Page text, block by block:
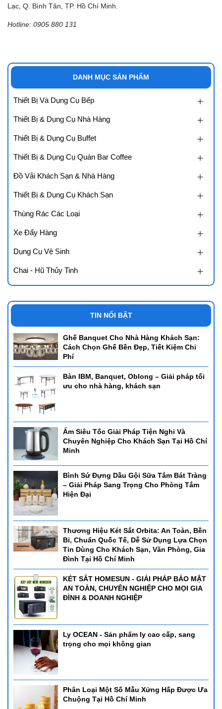
Lạc, Q. Bình Tân, TP. Hồ Chí Minh.
Hotline: 0905 880 131
DANH MỤC SẢN PHẨM
Thiết Bị Và Dụng Cụ Bếp
Thiết Bị & Dụng Cụ Nhà Hàng
Thiết Bị & Dụng Cụ Buffet
Thiết Bị & Dụng Cụ Quán Bar Coffee
Đồ Vải Khách Sạn & Nhà Hàng
Thiết Bị & Dụng Cụ Khách Sạn
Thùng Rác Các Loại
Xe Đẩy Hàng
Dụng Cụ Vệ Sinh
Chai - Hũ Thủy Tinh
TIN NỔI BẬT
Ghế Banquet Cho Nhà Hàng Khách Sạn:
Cách Chọn Ghế Bền Đẹp, Tiết Kiệm Chi
Phí
Bàn IBM, Banquet, Oblong – Giải pháp tối
ưu cho nhà hàng, khách sạn
Ấm Siêu Tốc Giải Pháp Tiện Nghi Và
Chuyên Nghiệp Cho Khách Sạn Tại Hồ Chí
Minh
Bình Sứ Đựng Dầu Gội Sữa Tắm Bát Tràng
– Giải Pháp Sang Trọng Cho Phòng Tắm
Hiện Đại
Thương Hiệu Két Sắt Orbita: An Toàn, Bền
Bỉ, Chuẩn Quốc Tế, Dễ Sử Dụng Lựa Chọn
Tin Dùng Cho Khách Sạn, Văn Phòng, Gia
Đình Tại Hồ Chí Minh
KÉT SẮT HOMESUN - GIẢI PHÁP BẢO MẬT
AN TOÀN, CHUYÊN NGHIỆP CHO MỌI GIA
ĐÌNH & DOANH NGHIỆP
Ly OCEAN - Sản phẩm ly cao cấp, sang
trọng cho mọi không gian
Phân Loại Một Số Mẫu Xửng Hấp Được Ưa
Chuộng Tại Hồ Chí Minh